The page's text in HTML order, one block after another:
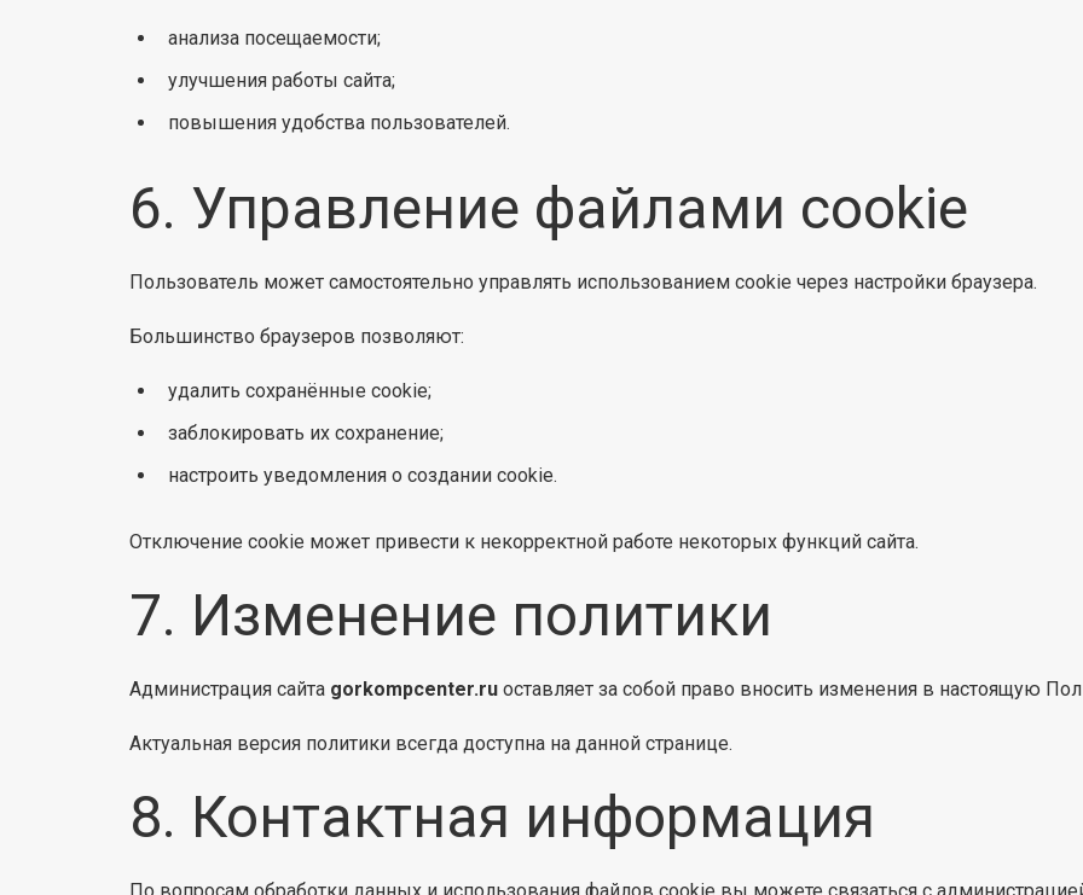
анализа посещаемости;
улучшения работы сайта;
повышения удобства пользователей.
6. Управление файлами cookie
Пользователь может самостоятельно управлять использованием cookie через настройки браузера.
Большинство браузеров позволяют:
удалить сохранённые cookie;
заблокировать их сохранение;
настроить уведомления о создании cookie.
Отключение cookie может привести к некорректной работе некоторых функций сайта.
7. Изменение политики
Администрация сайта gorkompcenter.ru оставляет за собой право вносить изменения в настоящую
Актуальная версия политики всегда доступна на данной странице.
8. Контактная информация